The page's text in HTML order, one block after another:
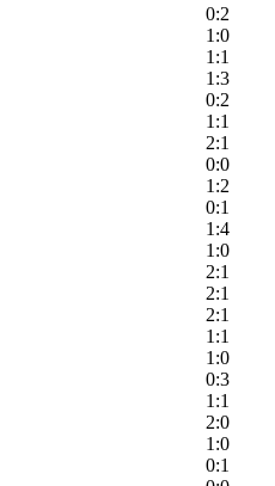
0:2
1:0
1:1
1:3
0:2
1:1
2:1
0:0
1:2
0:1
1:4
1:0
2:1
2:1
2:1
1:1
1:0
0:3
1:1
2:0
1:0
0:1